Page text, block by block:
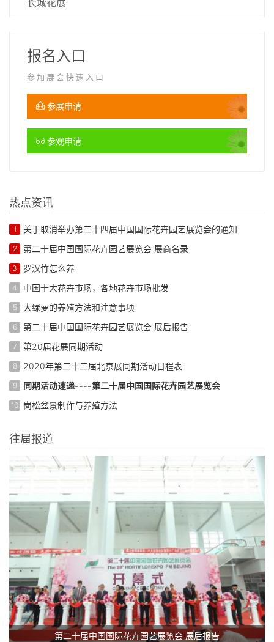
报名入口
参加展会快速入口
参展申请
参观申请
热点资讯
1 关于取消举办第二十四届中国国际花卉园艺展览会的通知
2 第二十届中国国际花卉园艺展览会 展商名录
3 罗汉竹怎么养
4 中国十大花卉市场，各地花卉市场批发
5 大绿萝的养殖方法和注意事项
6 第二十届中国国际花卉园艺展览会 展后报告
7 第20届花展同期活动
8 2020年第二十二届北京展同期活动日程表
9 同期活动速递----第二十届中国国际花卉园艺展览会
10 岗松盆景制作与养殖方法
往屇报道
第二十届中国国际花卉园艺展览会 展后报告